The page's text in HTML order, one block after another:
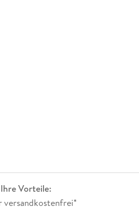
Ihre Vorteile:
versandkostenfrei*